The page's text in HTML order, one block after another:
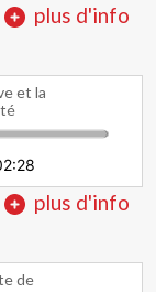
plus d'info
et la
plus d'info
de